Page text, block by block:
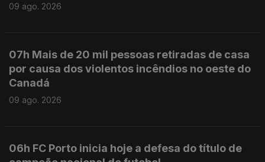
09 ago. 2026
07h Mais de 20 mil pessoas retiradas de casa
por causa dos violentos incêndios no oeste do
Canadá
09 ago. 2026
06h FC Porto inicia hoje a defesa do título de